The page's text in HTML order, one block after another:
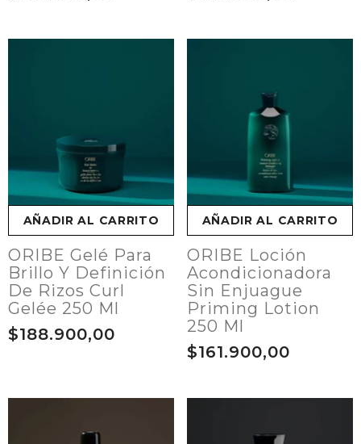
AÑADIR AL CARRITO
ORIBE Gelé Para
Brillo Y Definición
De Rizos Curl
Gelée 250 Ml
$188.900,00
AÑADIR AL CARRITO
ORIBE Loción
Acondicionadora
Sin Enjuague
Priming Lotion
250 Ml
$161.900,00